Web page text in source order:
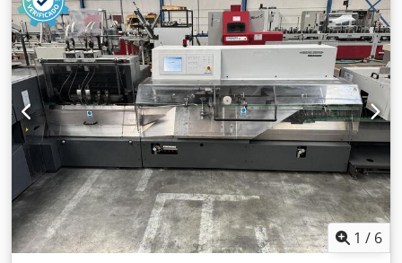
Marcador de cubierta: 1529 - Bomba(s) Unidad de
cosedora Müller Martini 0380.0452 - Sistema de control
oblicuo - Control de espesor - Cabezales: 2x HK75 - Salida a
la izquierda Crodpfox Dkk Esx Anvof - Puerta de rechazo,
para productos incompletos Trimmer Müller Martini
0449.0430 - Juegos de cuchillos: 1 - Dispositivo de corte
central - Juegos de cuchillos: 1 Salida Müller Martini
Perfetto (0450.0401) - Apilador compensando - Salida a la
izquierda Descripción modificada el 4/4/2025
1 / 6